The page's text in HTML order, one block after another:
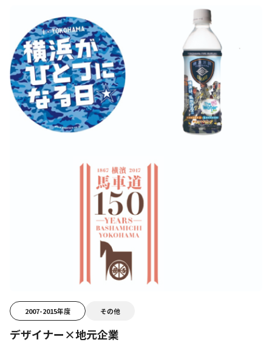
2007-2015年度 その他
デザイナー×地元企業